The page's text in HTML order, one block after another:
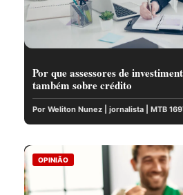
Por que assessores de
também sobre crédito
Por Weliton Nunez | jornalista | MTB
OPINIÃO